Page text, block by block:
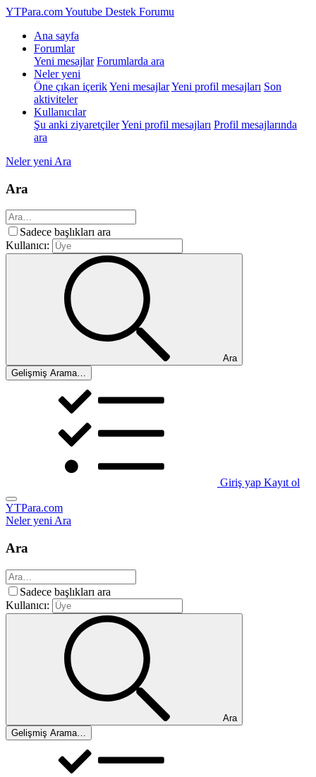
YTPara.comYoutube Destek Forumu
Ana sayfa
Forumlar
Yeni mesajlar Forumlarda ara
Neler yeni
Öne çıkan içerikYeni mesajlarYeni profil mesajları Son
aktiviteler
Kullanıcılar
Şu anki ziyaretçilerYeni profil mesajları Profil mesajlarında
ara
Neler yeni Ara
Ara
Sadece başlıkları ara
Kullanıcı:
Ara
Gelişmiş Arama…
Giriş yap Kayıt ol
YTPara.com
Neler yeniAra
Ara
Sadece başlıkları ara
Kullanıcı:
Ara
Gelişmiş Arama…